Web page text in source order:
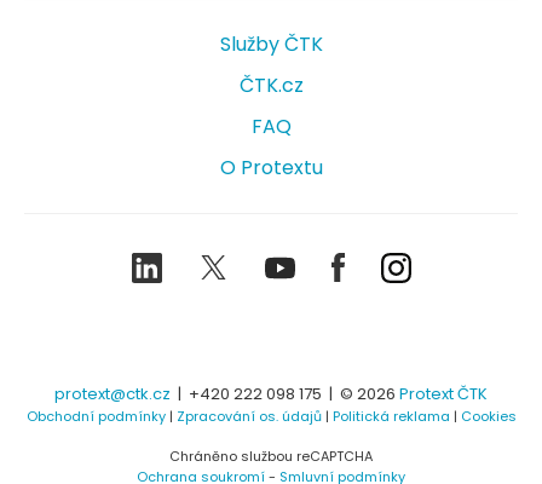
Služby ČTK
ČTK.cz
FAQ
O Protextu
LinkedIn TwitterYoutubeFacebookInstagram
protext@ctk.cz | +420 222 098 175 | © 2026 Protext ČTK
Obchodní podmínky| Zpracování os. údajů| Politická reklama | Cookies
Chráněno službou reCAPTCHA
Ochrana soukromí- Smluvní podmínky